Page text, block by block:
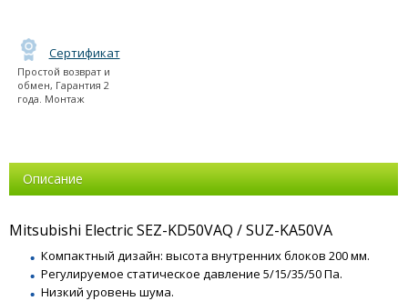
Сертификат
Простой возврат и
обмен, Гарантия 2
года. Монтаж
Описание
Mitsubishi Electric SEZ-KD50VAQ / SUZ-KA50VA
Компактный дизайн: высота внутренних блоков 200 мм.
Регулируемое статическое давление 5/15/35/50 Па.
Низкий уровень шума.